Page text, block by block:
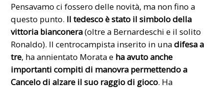
Pensavamo ci fossero delle novità, ma non fino a
questo punto. Il tedesco è stato il simbolo della
vittoria bianconera(oltre a Bernardeschi e il solito
Ronaldo). Il centrocampista inserito in unadifesa a
tre, ha annientato Morata e ha avuto anche
importanti compiti di manovra permettendo a
Cancelo di alzare il suo raggio di gioco. Ha